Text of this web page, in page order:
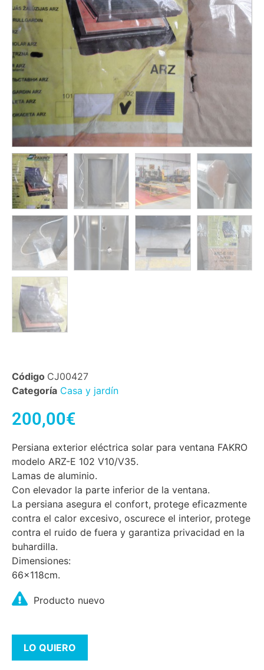
Código CJ00427
Categoría Casa y jardín
200,00€
Persiana exterior eléctrica solar para ventana FAKRO
modelo ARZ-E 102 V10/V35.
Lamas de aluminio.
Con elevador la parte inferior de la ventana.
La persiana asegura el confort, protege eficazmente
contra el calor excesivo, oscurece el interior, protege
contra el ruido de fuera y garantiza privacidad en la
buhardilla.
Dimensiones:
66x118cm.
Producto nuevo
LO QUIERO